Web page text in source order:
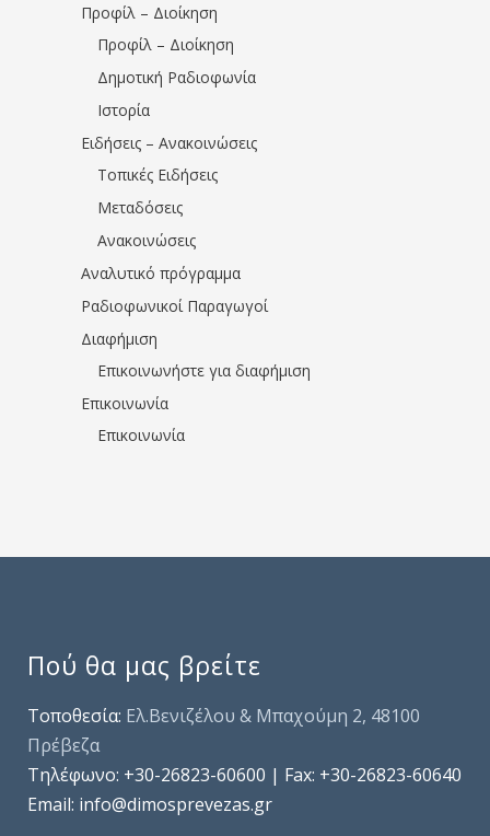
Προφίλ – Διοίκηση
Προφίλ – Διοίκηση
Δημοτική Ραδιοφωνία
Ιστορία
Ειδήσεις – Ανακοινώσεις
Τοπικές Ειδήσεις
Μεταδόσεις
Ανακοινώσεις
Αναλυτικό πρόγραμμα
Ραδιοφωνικοί Παραγωγοί
Διαφήμιση
Επικοινωνήστε για διαφήμιση
Επικοινωνία
Επικοινωνία
Πού θα μας βρείτε
Τοποθεσία: Ελ.Βενιζέλου & Μπαχούμη 2, 48100
Πρέβεζα
Τηλέφωνo: +30-26823-60600 | Fax: +30-26823-60640
Email: info@dimosprevezas.gr